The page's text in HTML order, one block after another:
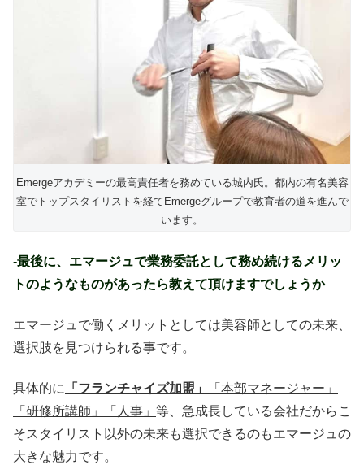
Emergeアカデミーの最高責任者を務めている城内氏。都内の有名美容
室でトップスタイリストを経てEmergeグループで教育者の道を進んで
います。
-最後に、エマージュで業務委託として務め続けるメリッ
トのようなものがあったら教えて頂けますでしょうか
エマージュで働くメリットとしては美容師としての未来、
選択肢を見つけられる事です。
具体的に 「フランチャイズ加盟」
「本部マネージャー」
「研修所講師」「人事」 等、急成長している会社だからこ
そスタイリスト以外の未来も選択できるのもエマージュの
大きな魅力です。